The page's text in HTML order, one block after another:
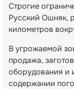
Строгие
Русский Ошняк,
километров
В угрожаемой
продажа,
оборудования и
содержании